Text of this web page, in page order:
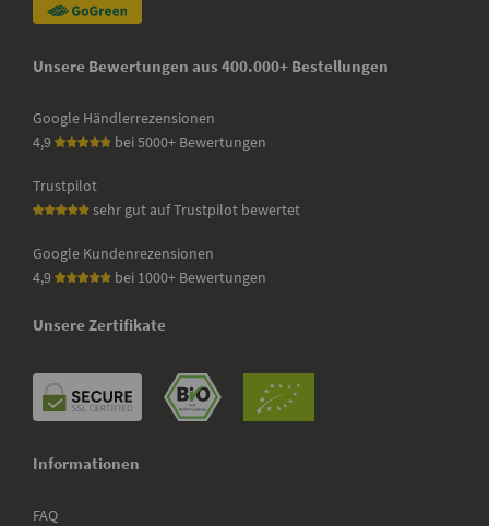
Unsere Bewertungen aus 400.000+ Bestellungen
Google Händlerrezensionen
4,9
bei 5000+ Bewertungen
Trustpilot
sehr gut auf Trustpilot bewertet
Google Kundenrezensionen
4,9
bei 1000+ Bewertungen
Unsere Zertifikate
Informationen
FAQ